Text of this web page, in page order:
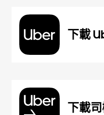
下載
下載